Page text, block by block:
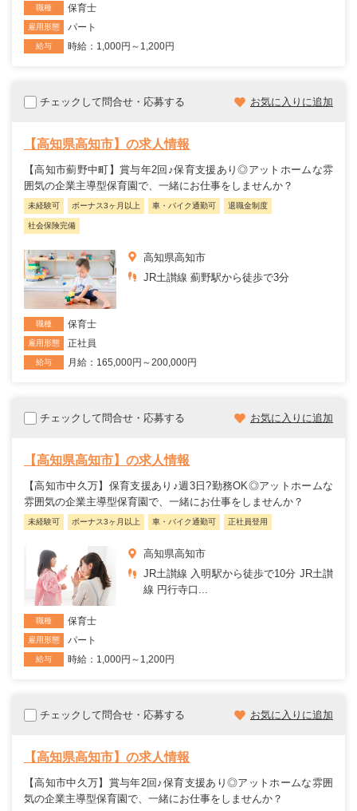
職種 保育士
雇用形態 パート
給与 時給：1,000円～1,200円
チェックして問合せ・応募する お気に入りに追加
【高知県高知市】の求人情報
【高知市薊野中町】賞与年2回♪保育支援あり◎アットホームな雰
囲気の企業主導型保育園で、一緒にお仕事をしませんか？
未経験可 ボーナス3ヶ月以上 車・バイク通勤可 退職金制度
社会保険完備
高知県高知市
JR土讃線 薊野駅から徒歩で3分
職種 保育士
雇用形態 正社員
給与 月給：165,000円～200,000円
チェックして問合せ・応募する お気に入りに追加
【高知県高知市】の求人情報
【高知市中久万】保育支援あり♪週3日?勤務OK◎アットホームな
雰囲気の企業主導型保育園で、一緒にお仕事をしませんか？
未経験可 ボーナス3ヶ月以上 車・バイク通勤可 正社員登用
高知県高知市
JR土讃線 入明駅から徒歩で10分 JR土讃
線 円行寺口...
職種 保育士
雇用形態 パート
給与 時給：1,000円～1,200円
チェックして問合せ・応募する お気に入りに追加
【高知県高知市】の求人情報
【高知市中久万】賞与年2回♪保育支援あり◎アットホームな雰囲
気の企業主導型保育園で、一緒にお仕事をしませんか？